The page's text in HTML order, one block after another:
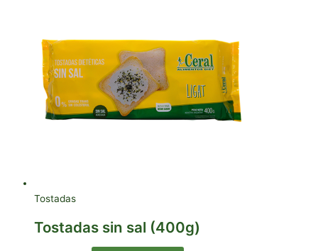
Tostadas
Tostadas sin sal (400g)